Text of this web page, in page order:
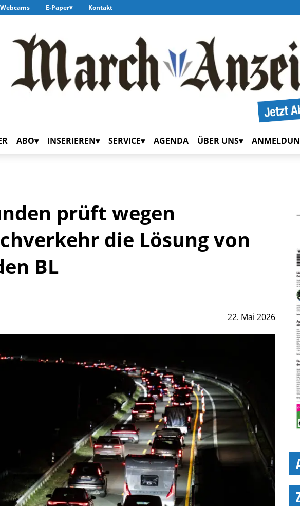
E-Paper Kontakt
ABO INSERIEREN SERVICE AGENDA ÜBER UNS
22. Mai 2026
prüft wegen
die Lösung von
BL